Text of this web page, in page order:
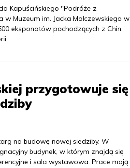
Kapuścińskiego "Podróże z
Muzeum im. Jacka Malczewskiego w
eksponatów pochodzących z Chin,
przygotowuje się
na budowę nowej siedziby. W
budynek, w którym znajdą się
i sala wystawowa. Prace mają